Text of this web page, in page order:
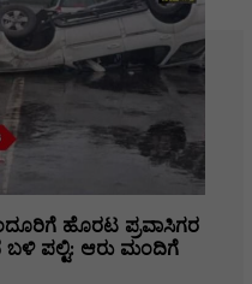
ಹೊರಟ ಪ್ರವಾಸಿಗರ
ಬಳಿ ಪಲ್ಟಿ: ಆರು ಮಂದಿಗೆ